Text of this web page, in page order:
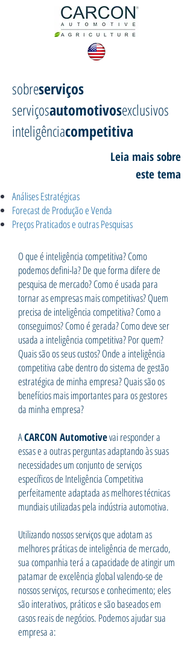
sobreserviços
serviçosautomotivosexclusivos
inteligênciacompetitiva
Leia mais sobre
este tema
Análises Estratégicas
Forecast de Produção e Venda
Preços Praticados e outras Pesquisas
O que é inteligência competitiva? Como
podemos defini-la? De que forma difere de
pesquisa de mercado? Como é usada para
tornar as empresas mais competitivas? Quem
precisa de inteligência competitiva? Como a
conseguimos? Como é gerada? Como deve ser
usada a inteligência competitiva? Por quem?
Quais são os seus custos? Onde a inteligência
competitiva cabe dentro do sistema de gestão
estratégica de minha empresa? Quais são os
benefícios mais importantes para os gestores
da minha empresa?
ACARCON Automotivevai responder a
essas e a outras perguntas adaptando às suas
necessidades um conjunto de serviços
específicos de Inteligência Competitiva
perfeitamente adaptada as melhores técnicas
mundiais utilizadas pela indústria automotiva.
Utilizando nossos serviços que adotam as
melhores práticas de inteligência de mercado,
sua companhia terá a capacidade de atingir um
patamar de excelência global valendo-se de
nossos serviços, recursos e conhecimento; eles
são interativos, práticos e são baseados em
casos reais de negócios. Podemos ajudar sua
empresa a: